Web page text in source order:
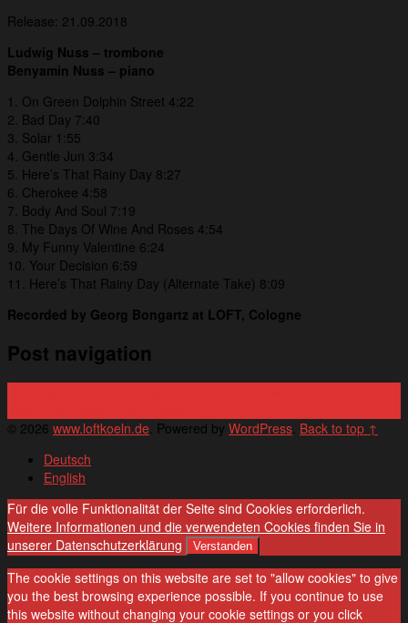
Release: 21.09.2018
Ludwig Nuss – trombone
Benyamin Nuss – piano
1. On Green Dolphin Street 4:22
2. Bad Day 7:40
3. Solar 1:55
4. Gentle Jun 3:34
5. Here’s That Rainy Day 8:27
6. Cherokee 4:58
7. Body And Soul 7:19
8. The Days Of Wine And Roses 4:54
9. My Funny Valentine 6:24
10. Your Decision 6:59
11. Here’s That Rainy Day (Alternate Take) 8:09
Recorded by Georg Bongartz at LOFT, Cologne
Post navigation
© 2026 www.loftkoeln.de . Powered by WordPress Back to top ↑
Deutsch
English
Für die volle Funktionalität der Seite sind Cookies erforderlich.
Weitere Informationen und die verwendeten Cookies finden Sie in
unserer Datenschutzerklärung
Verstanden
The cookie settings on this website are set to "allow cookies" to give
you the best browsing experience possible. If you continue to use
this website without changing your cookie settings or you click